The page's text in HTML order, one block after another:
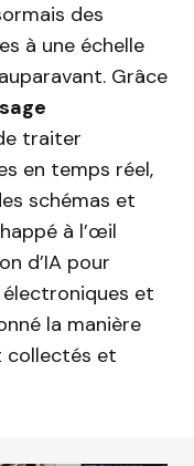
des
à une échelle
Grâce
traiter
en temps réel,
schémas et
à l’œil
d’IA pour
et
la manière
collectés et